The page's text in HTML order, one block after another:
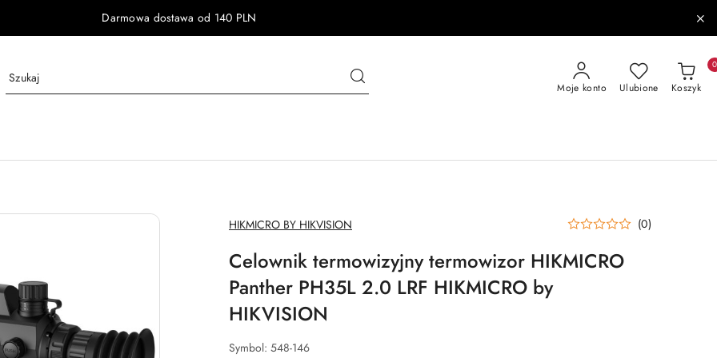
Darmowa dostawa od 140 PLN
Moje konto Ulubione Koszyk
0
NAZWA
PRODUCENTA:
HIKMICRO BY HIKVISION (0)
Celownik termowizyjny termowizor HIKMICRO
Panther PH35L 2.0 LRF HIKMICRO by
HIKVISION
Symbol: 548-146